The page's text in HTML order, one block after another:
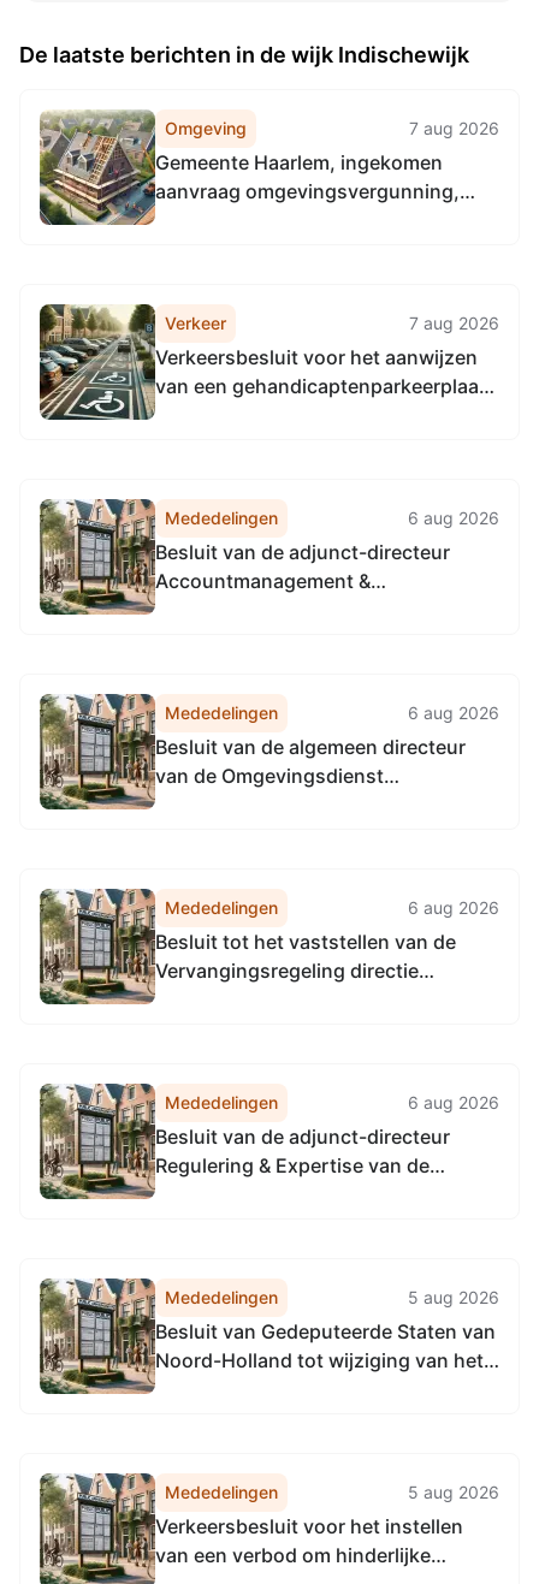
De laatste berichten in de wijk Indischewijk
Omgeving 7 aug 2026
Gemeente Haarlem, ingekomen
aanvraag omgevingsvergunning,
05-08-2026
Verkeer 7 aug 2026
Verkeersbesluit voor het aanwijzen
van een gehandicaptenparkeerplaats
Mededelingen 6 aug 2026
Besluit van de adjunct-directeur
Accountmanagement &
2026, tot het vaststellen van de
Vervangingsregeling directie
Accountmanagement &
Bedrijfsvoering Omgevingsdienst...
Mededelingen 6 aug 2026
Besluit van de algemeen directeur
van de Omgevingsdienst
directeur Omgevingsdienst
Noordzeekanaalgebied
Mededelingen 6 aug 2026
Besluit tot het vaststellen van de
Vervangingsregeling directie
Mededelingen 6 aug 2026
Besluit van de adjunct-directeur
Regulering & Expertise van de
Vervangingsregeling directie
Regulering & Expertise
Omgevingsdienst
Noordzeekanaalgebied
Mededelingen 5 aug 2026
Besluit van Gedeputeerde Staten van
Noord-Holland tot wijziging van het
in beheer bij de provincie Noord-
Holland en het uniformeren van de...
Mededelingen 5 aug 2026
Verkeersbesluit voor het instellen
van een verbod om hinderlijke